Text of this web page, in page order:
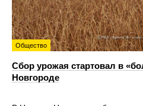
Общество
Сбор урожая стартовал в
Новгороде